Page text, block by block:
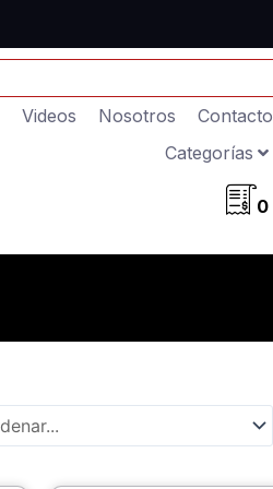
Videos Nosotros
Contacto
Categorías
0